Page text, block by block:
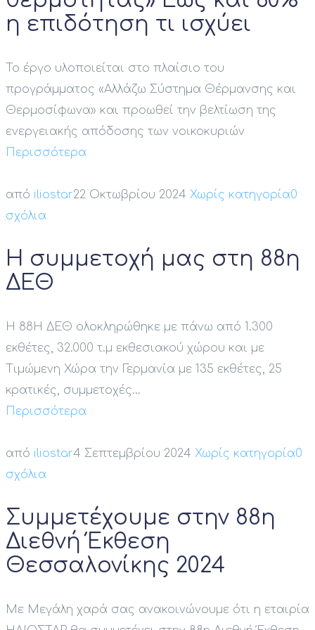
η επιδότηση τι ισχύει
Το έργο υλοποιείται στο πλαίσιο του
προγράμματος «Αλλάζω Σύστημα Θέρμανσης και
Θερμοσίφωνα» και προωθεί την βελτίωση της
ενεργειακής απόδοσης των νοικοκυριών
Περισσότερα
από iliostar22 Οκτωβρίου 2024 Χωρίς κατηγορία0
σχόλια
Η συμμετοχή μας στη 88η
ΔΕΘ
Η 88Η ΔΕΘ ολοκληρώθηκε με πάνω από 1.300
εκθέτες, 32.000 τ.μ εκθεσιακού χώρου και με
Τιμώμενη Χώρα την Γερμανία με 135 εκθέτες, 25
κρατικές, συμμετοχές…
Περισσότερα
από iliostar4 Σεπτεμβρίου 2024 Χωρίς κατηγορία0
σχόλια
Συμμετέχουμε στην 88η
Διεθνή Έκθεση
Θεσσαλονίκης 2024
Με Μεγάλη χαρά σας ανακοινώνουμε ότι η εταιρία